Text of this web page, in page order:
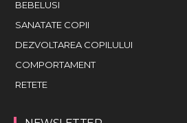
BEBELUSI
SANATATE COPII
DEZVOLTAREA COPILULUI
COMPORTAMENT
RETETE